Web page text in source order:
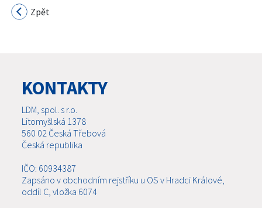
Zpět
KONTAKTY
LDM, spol. s r.o.
Litomyšlská 1378
560 02 Česká Třebová
Česká republika
IČO: 60934387
Zapsáno v obchodním rejstříku u OS v Hradci Králové,
oddíl C, vložka 6074